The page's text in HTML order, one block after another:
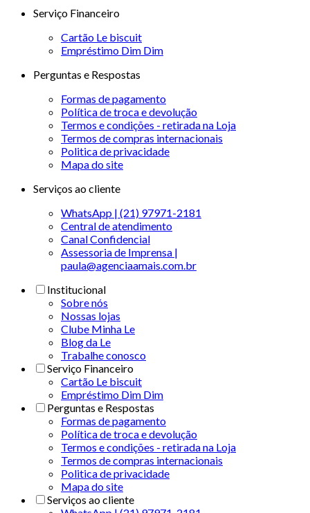
Serviço Financeiro
Cartão Le biscuit
Empréstimo Dim Dim
Perguntas e Respostas
Formas de pagamento
Política de troca e devolução
Termos e condições - retirada na Loja
Termos de compras internacionais
Politica de privacidade
Mapa do site
Serviços ao cliente
WhatsApp | (21) 97971-2181
Central de atendimento
Canal Confidencial
Assessoria de Imprensa |
paula@agenciaamais.com.br
Institucional
Sobre nós
Nossas lojas
Clube Minha Le
Blog da Le
Trabalhe conosco
Serviço Financeiro
Cartão Le biscuit
Empréstimo Dim Dim
Perguntas e Respostas
Formas de pagamento
Política de troca e devolução
Termos e condições - retirada na Loja
Termos de compras internacionais
Politica de privacidade
Mapa do site
Serviços ao cliente